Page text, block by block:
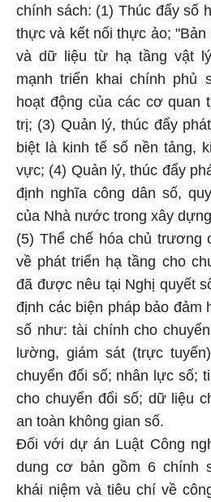
chính sách: (1) Thúc đẩy số
thực và kết nối thực ảo; "Bản
và dữ liệu từ hạ tầng vật
mạnh triển khai chính phủ
hoạt động của các cơ quan
trị; (3) Quản lý, thúc đẩy
biệt là kinh tế số nền tảng,
vực; (4) Quản lý, thúc đẩy
định nghĩa công dân số,
của Nhà nước trong xây
(5) Thể chế hóa chủ trương
về phát triển hạ tầng cho
đã được nêu tại Nghị quyết
định các biện pháp bảo đảm
số như: tài chính cho
lường, giám sát (trực
chuyển đổi số; nhân lực số;
cho chuyển đổi số; dữ liệu
an toàn không gian số.
Đối với dự án Luật Công
dung cơ bản gồm 6 chính
khái niệm và tiêu chí về